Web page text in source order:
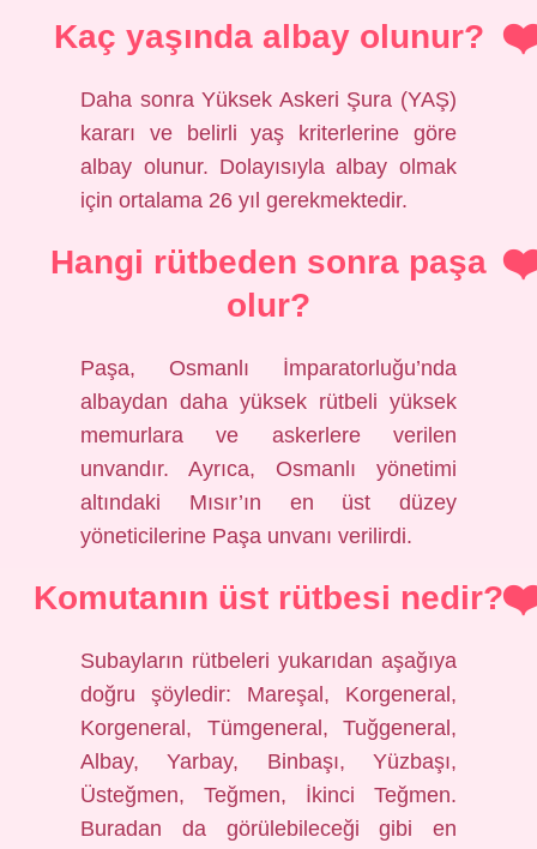
Kaç yaşında albay olunur?
Daha sonra Yüksek Askeri Şura (YAŞ)
kararı ve belirli yaş kriterlerine göre
albay olunur. Dolayısıyla albay olmak
için ortalama 26 yıl gerekmektedir.
Hangi rütbeden sonra paşa
olur?
Paşa, Osmanlı İmparatorluğu’nda
albaydan daha yüksek rütbeli yüksek
memurlara ve askerlere verilen
unvandır. Ayrıca, Osmanlı yönetimi
altındaki Mısır’ın en üst düzey
yöneticilerine Paşa unvanı verilirdi.
Komutanın üst rütbesi nedir?
Subayların rütbeleri yukarıdan aşağıya
doğru şöyledir: Mareşal, Korgeneral,
Korgeneral, Tümgeneral, Tuğgeneral,
Albay, Yarbay, Binbaşı, Yüzbaşı,
Üsteğmen, Teğmen, İkinci Teğmen.
Buradan da görülebileceği gibi en